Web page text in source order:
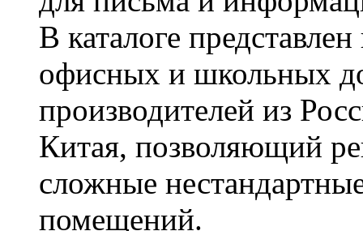
В каталоге
офисных и школьных
производителей из
Китая, позволяющий
сложные
помещений.